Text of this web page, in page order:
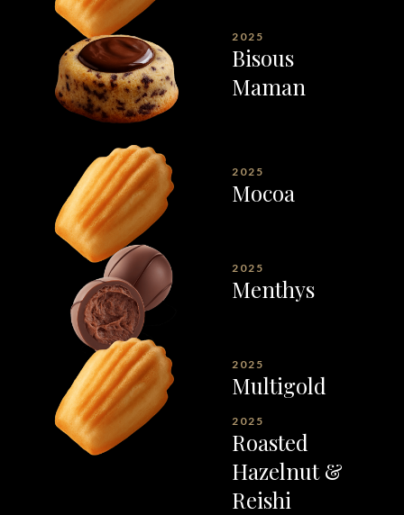
2025
Bisous
Maman
2025
Mocoa
2025
Menthys
2025
Multigold
2025
Roasted
Hazelnut &
Reishi